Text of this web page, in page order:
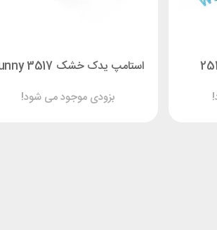
استامپ یدک خشک sunny 3517
بزودی موجود می شود!